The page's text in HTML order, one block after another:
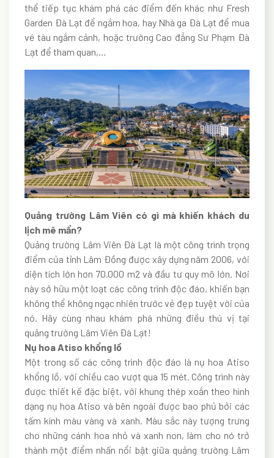
thể tiếp tục khám phá các điểm đến khác như Fresh
Garden Đà Lạt để ngắm hoa, hay Nhà ga Đà Lạt để mua
vé tàu ngắm cảnh, hoặc trường Cao đẳng Sư Phạm Đà
Lạt để tham quan,…
Quảng trường Lâm Viên có gì mà khiến khách du
lịch mê mẩn?
Quảng trường Lâm Viên Đà Lạt là một công trình trọng
điểm của tỉnh Lâm Đồng được xây dựng năm 2006, với
diện tích lớn hơn 70.000 m2 và đầu tư quy mô lớn. Nơi
này sở hữu một loạt các công trình độc đáo, khiến bạn
không thể không ngạc nhiên trước vẻ đẹp tuyệt vời của
nó. Hãy cùng nhau khám phá những điều thú vị tại
quảng trường Lâm Viên Đà Lạt!
Nụ hoa Atiso khổng lồ
Một trong số các công trình độc đáo là nụ hoa Atiso
khổng lồ, với chiều cao vượt qua 15 mét. Công trình này
được thiết kế đặc biệt, với khung thép xoắn theo hình
dạng nụ hoa Atiso và bên ngoài được bao phủ bởi các
tấm kính màu vàng và xanh. Màu sắc này tượng trưng
cho những cánh hoa nhỏ và xanh non, làm cho nó trở
thành một điểm nhấn nổi bật giữa quảng trường Lâm